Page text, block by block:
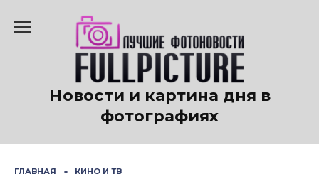
содержанию
Новости и картина дня в
фотографиях
ГЛАВНАЯ » КИНО И ТВ